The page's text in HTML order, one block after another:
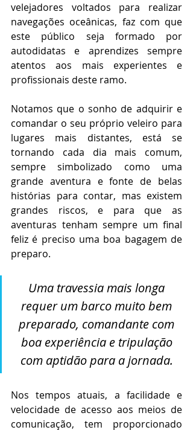
velejadores voltados para realizar
navegações oceânicas, faz com que
este público seja formado por
autodidatas e aprendizes sempre
atentos aos mais experientes e
profissionais deste ramo.
Notamos que o sonho de adquirir e
comandar o seu próprio veleiro para
lugares mais distantes, está se
tornando cada dia mais comum,
sempre simbolizado como uma
grande aventura e fonte de belas
histórias para contar, mas existem
grandes riscos, e para que as
aventuras tenham sempre um final
feliz é preciso uma boa bagagem de
preparo.
Uma travessia mais longa
requer um barco muito bem
preparado, comandante com
boa experiência e tripulação
com aptidão para a jornada.
Nos tempos atuais, a facilidade e
velocidade de acesso aos meios de
comunicação, tem proporcionado